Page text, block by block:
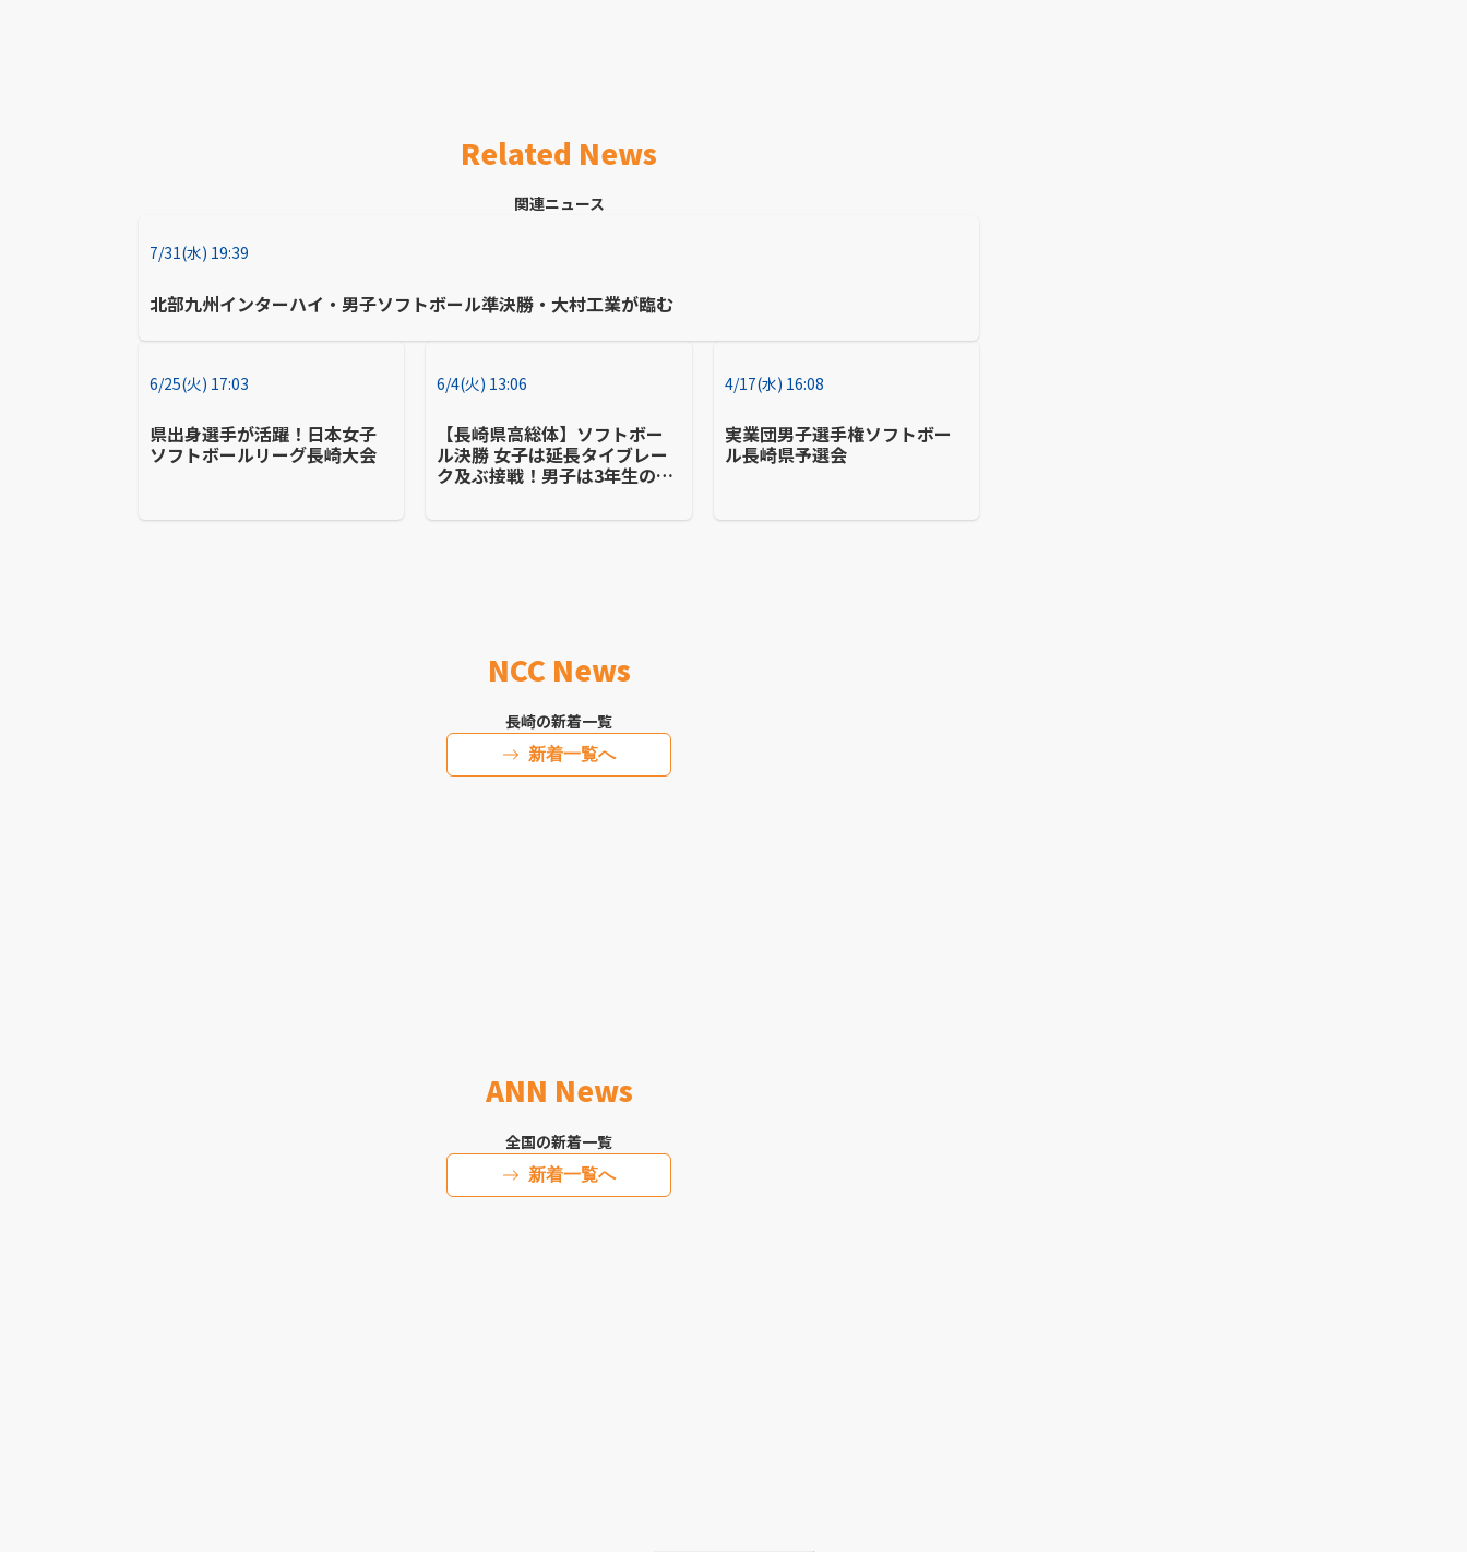
Related News
関連ニュース
7/31(水) 19:39
北部九州インターハイ・男子ソフトボール準決勝・大村工業が臨む
6/25(火) 17:03
県出身選手が活躍！日本女子
ソフトボールリーグ長崎大会
6/4(火) 13:06
【長崎県高総体】ソフトボー
ル決勝 女子は延長タイブレー
ク及ぶ接戦！男子は3年生の意
4/17(水) 16:08
実業団男子選手権ソフトボー
ル長崎県予選会
NCC News
長崎の新着一覧
新着一覧へ
ANN News
全国の新着一覧
新着一覧へ